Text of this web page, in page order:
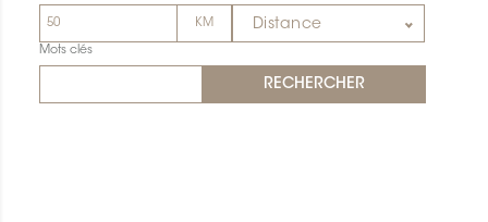
Distance
Mots clés